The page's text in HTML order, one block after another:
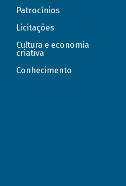
Patrocínios
Licitações
Cultura e economia
criativa
Conhecimento